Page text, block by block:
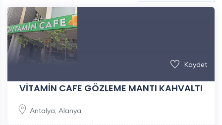
Kaydet
VİTAMİN CAFE GÖZLEME MANTI KAHVALTI
Antalya, Alanya